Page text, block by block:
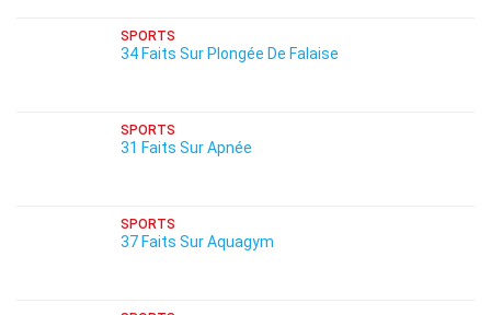
SPORTS
34 Faits Sur Plongée De Falaise
SPORTS
31 Faits Sur Apnée
SPORTS
37 Faits Sur Aquagym